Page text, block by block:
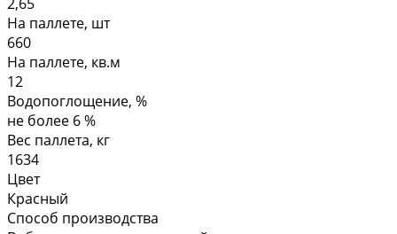
На паллете, шт
660
На паллете, кв.м
12
Водопоглощение, %
не более 6 %
Вес паллета, кг
1634
Цвет
Красный
Способ производства